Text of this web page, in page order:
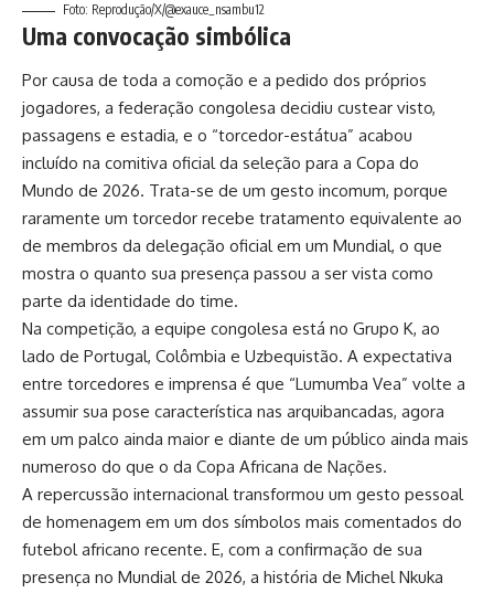
Foto: Reprodução/X/@exauce_nsambu12
Uma convocação simbólica
Por causa de toda a comoção e a pedido dos próprios
jogadores, a federação congolesa decidiu custear visto,
passagens e estadia, e o “torcedor-estátua” acabou
incluído na comitiva oficial da seleção para a Copa do
Mundo de 2026. Trata-se de um gesto incomum, porque
raramente um torcedor recebe tratamento equivalente ao
de membros da delegação oficial em um Mundial, o que
mostra o quanto sua presença passou a ser vista como
parte da identidade do time.
Na competição, a equipe congolesa está no Grupo K, ao
lado de Portugal, Colômbia e Uzbequistão. A expectativa
entre torcedores e imprensa é que “Lumumba Vea” volte a
assumir sua pose característica nas arquibancadas, agora
em um palco ainda maior e diante de um público ainda mais
numeroso do que o da Copa Africana de Nações.
A repercussão internacional transformou um gesto pessoal
de homenagem em um dos símbolos mais comentados do
futebol africano recente. E, com a confirmação de sua
presença no Mundial de 2026, a história de Michel Nkuka